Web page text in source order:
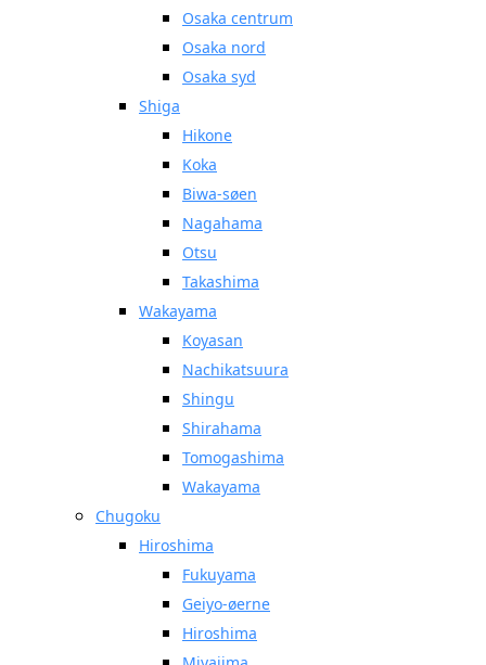
Osaka centrum
Osaka nord
Osaka syd
Shiga
Hikone
Koka
Biwa-søen
Nagahama
Otsu
Takashima
Wakayama
Koyasan
Nachikatsuura
Shingu
Shirahama
Tomogashima
Wakayama
Chugoku
Hiroshima
Fukuyama
Geiyo-øerne
Hiroshima